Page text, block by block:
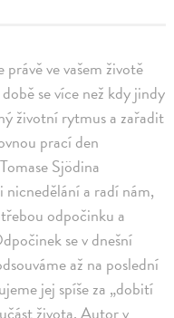
ve vašem životě
se více než kdy jindy
životní rytmus a zařadit
prací den
Sjödina
a radí nám,
odpočinku a
se v dnešní
až na poslední
jej spíše za „dobití
života. Autor v